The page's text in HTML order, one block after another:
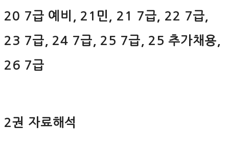
20 7급 예비, 21민, 21 7급, 22 7급,
23 7급, 24 7급, 25 7급, 25 추가채용,
26 7급
2권 자료해석